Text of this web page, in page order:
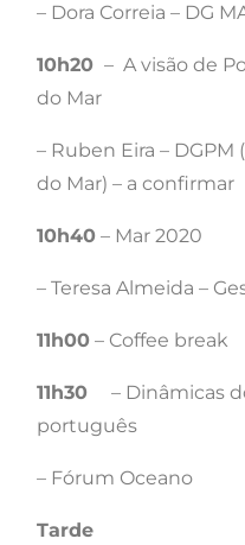
– Dora Correia – DG
10h20 – A visão de
do Mar
– Ruben Eira –
do Mar) – a confirmar
10h40 – Mar 2020
– Teresa Almeida –
11h00 – Coffee break
11h30 – Dinâmicas
português
– Fórum Oceano
Tarde